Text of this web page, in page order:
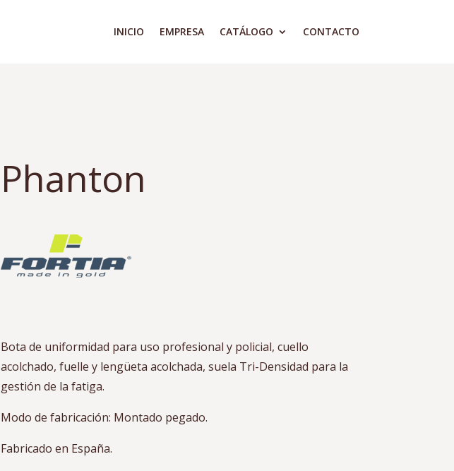
INICIO EMPRESA CATÁLOGO CONTACTO
Phanton
Bota de uniformidad para uso profesional y policial, cuello
acolchado, fuelle y lengüeta acolchada, suela Tri-Densidad para la
gestión de la fatiga.
Modo de fabricación: Montado pegado.
Fabricado en España.